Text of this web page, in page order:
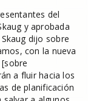
del
y aprobada
dijo sobre
con la nueva
a fluir hacia los
de planificación